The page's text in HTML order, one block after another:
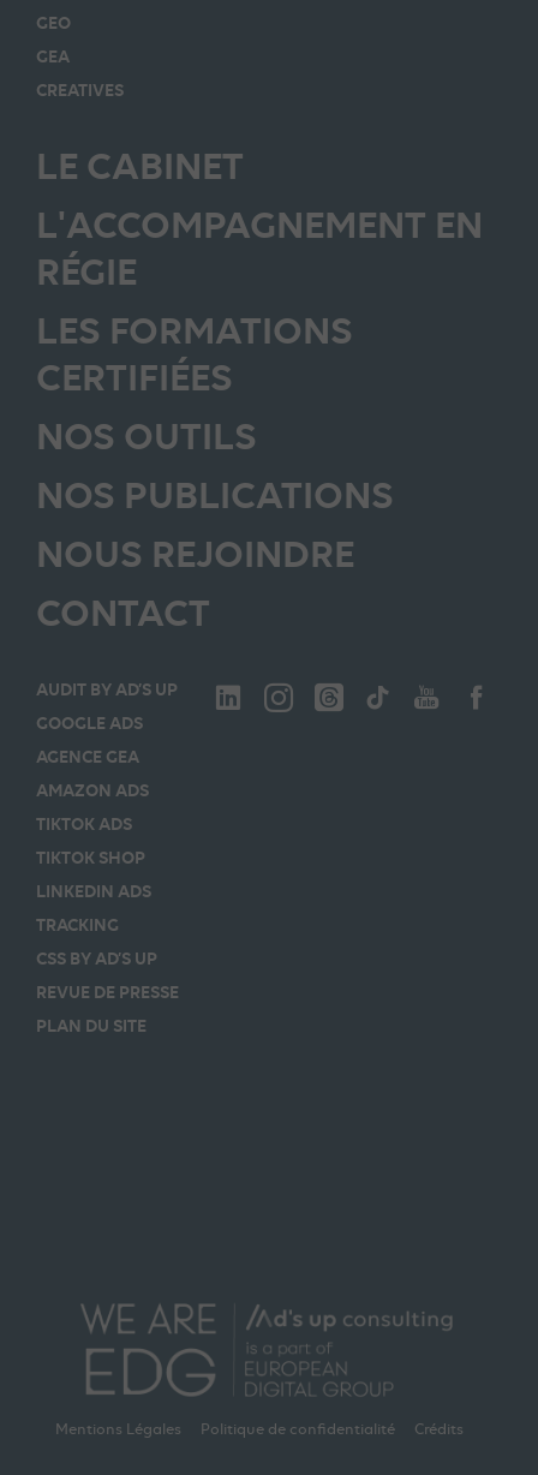
GEO
GEA
CREATIVES
LE CABINET
L'ACCOMPAGNEMENT EN
RÉGIE
LES FORMATIONS
CERTIFIÉES
NOS OUTILS
NOS PUBLICATIONS
NOUS REJOINDRE
CONTACT
AUDIT BY AD’S UP
GOOGLE ADS
AGENCE GEA
AMAZON ADS
TIKTOK ADS
TIKTOK SHOP
LINKEDIN ADS
TRACKING
CSS BY AD’S UP
REVUE DE PRESSE
PLAN DU SITE
Mentions Légales Politique de confidentialité Crédits